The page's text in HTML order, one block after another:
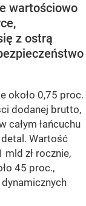
wartościowo
z ostrą
około 0,75 proc.
dodanej brutto,
całym łańcuchu
Wartość
zł rocznie,
45 proc.,